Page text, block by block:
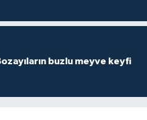
buzlu meyve keyfi